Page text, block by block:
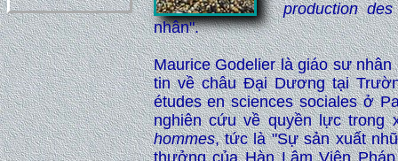
production
nhân".
Maurice Godelier là giáo sư
tin về châu Đại Dương tại
études en sciences sociales ở
nghiên cứu về quyền lực
hommes, tức là "Sự sản xuất
thưởng của Hàn Lâm Viện